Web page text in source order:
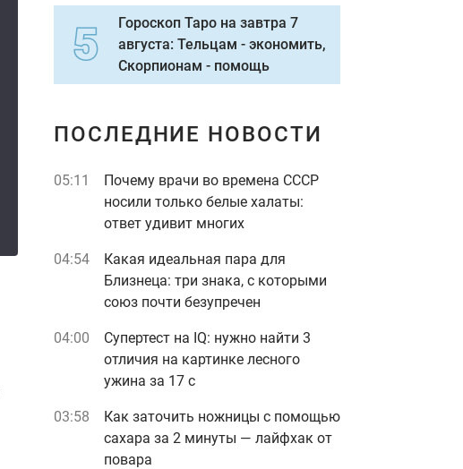
Гороскоп Таро на завтра 7
августа: Тельцам - экономить,
Скорпионам - помощь
ПОСЛЕДНИЕ НОВОСТИ
05:11
Почему врачи во времена СССР
носили только белые халаты:
ответ удивит многих
04:54
Какая идеальная пара для
Близнеца: три знака, с которыми
союз почти безупречен
04:00
Супертест на IQ: нужно найти 3
отличия на картинке лесного
ужина за 17 с
03:58
Как заточить ножницы с помощью
сахара за 2 минуты — лайфхак от
повара